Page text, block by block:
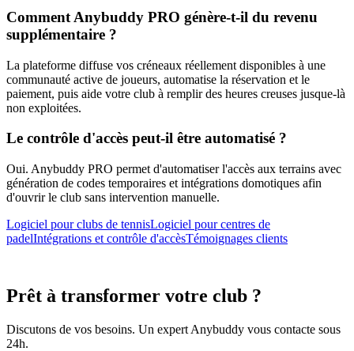
Comment Anybuddy PRO génère-t-il du revenu
supplémentaire ?
La plateforme diffuse vos créneaux réellement disponibles à une
communauté active de joueurs, automatise la réservation et le
paiement, puis aide votre club à remplir des heures creuses jusque-là
non exploitées.
Le contrôle d'accès peut-il être automatisé ?
Oui. Anybuddy PRO permet d'automatiser l'accès aux terrains avec
génération de codes temporaires et intégrations domotiques afin
d'ouvrir le club sans intervention manuelle.
Logiciel pour clubs de tennisLogiciel pour centres de
padelIntégrations et contrôle d'accèsTémoignages clients
Prêt à transformer votre club ?
Discutons de vos besoins. Un expert Anybuddy vous contacte sous
24h.